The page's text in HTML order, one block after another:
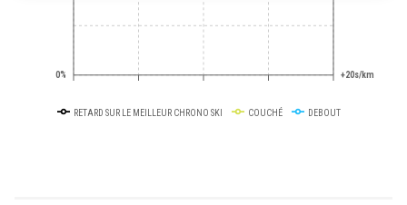
0% +20s/km
RETARD SUR LE MEILLEUR CHRONO SKI COUCHÉ DEBOUT